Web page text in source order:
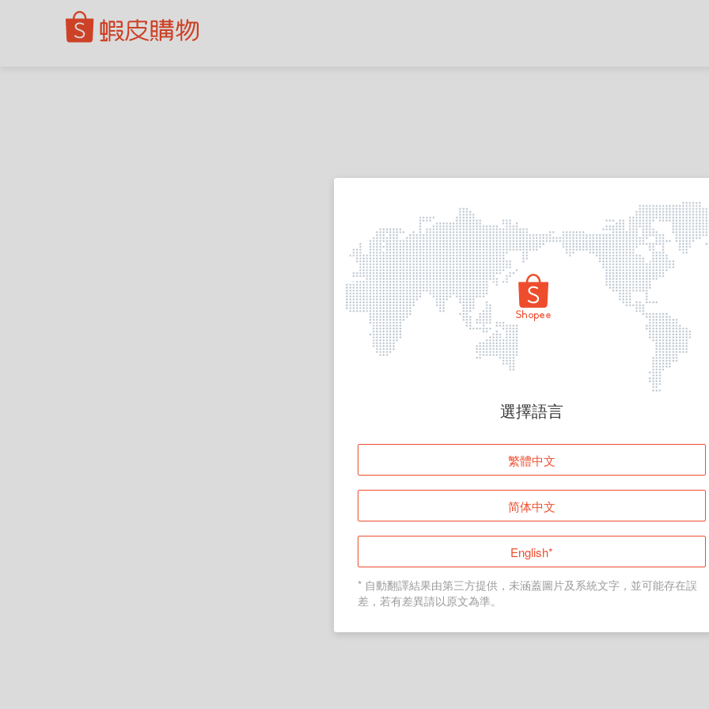
頁面無法顯示
登入
返回首頁
選擇語言
繁體中文
简体中文
English*
* 自動翻譯結果由第三方提供，未涵蓋圖片及系統文字，並可能存在誤
差，若有差異請以原文為準。